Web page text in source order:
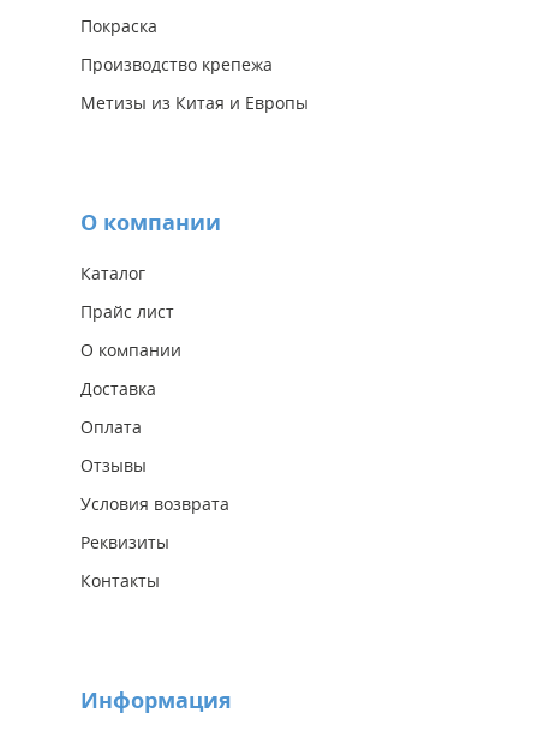
Покраска
Производство крепежа
Метизы из Китая и Европы
О компании
Каталог
Прайс лист
О компании
Доставка
Оплата
Отзывы
Условия возврата
Реквизиты
Контакты
Информация